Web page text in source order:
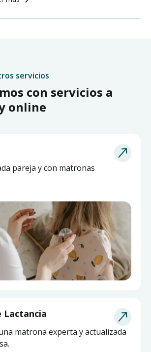
servicios
con servicios a
online
pareja y con matronas
Lactancia
matrona experta y actualizada